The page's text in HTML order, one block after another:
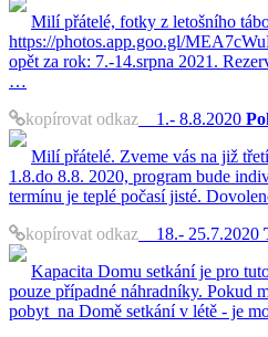
Milí přátelé, fotky z letošního
https://photos.app.goo.gl/
opět za rok: 7.-14.srpna 2021.
…
kopírovat odkaz 1.- 8.8.2020
Milí přátelé. Zveme vás na již
1.8.do 8.8. 2020, program bude
termínu je teplé počasí jisté.
kopírovat odkaz 18.- 25.7.2020
Kapacita Domu setkání je pro
pouze případné náhradníky. Pokud
pobyt na Domě setkání v létě - je